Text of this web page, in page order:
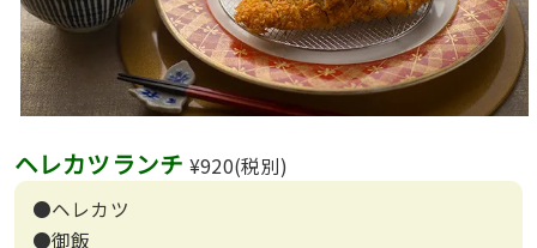
ヘレカツランチ ¥920(税別)
●ヘレカツ
●御飯